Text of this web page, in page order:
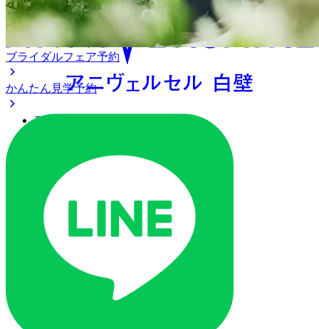
アクセス
ご列席の皆様へ
トピックス
ご予約・お問い合わせ
ブライダルフェア
ブライダルフェア一覧
ブライダルフェアの基礎知識
ブライダルフェア予約
かんたん見学予約